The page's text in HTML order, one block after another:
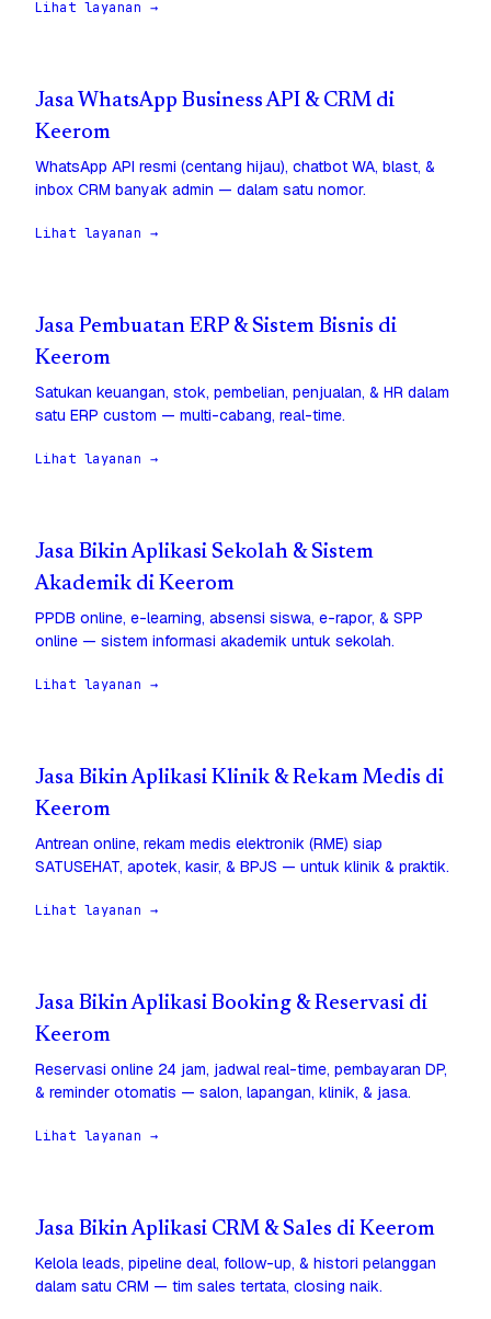
Lihat layanan →
Jasa WhatsApp Business API & CRM di
Keerom
WhatsApp API resmi (centang hijau), chatbot WA, blast, &
inbox CRM banyak admin — dalam satu nomor.
Lihat layanan →
Jasa Pembuatan ERP & Sistem Bisnis di
Keerom
Satukan keuangan, stok, pembelian, penjualan, & HR dalam
satu ERP custom — multi-cabang, real-time.
Lihat layanan →
Jasa Bikin Aplikasi Sekolah & Sistem
Akademik di Keerom
PPDB online, e-learning, absensi siswa, e-rapor, & SPP
online — sistem informasi akademik untuk sekolah.
Lihat layanan →
Jasa Bikin Aplikasi Klinik & Rekam Medis di
Keerom
Antrean online, rekam medis elektronik (RME) siap
SATUSEHAT, apotek, kasir, & BPJS — untuk klinik & praktik.
Lihat layanan →
Jasa Bikin Aplikasi Booking & Reservasi di
Keerom
Reservasi online 24 jam, jadwal real-time, pembayaran DP,
& reminder otomatis — salon, lapangan, klinik, & jasa.
Lihat layanan →
Jasa Bikin Aplikasi CRM & Sales di Keerom
Kelola leads, pipeline deal, follow-up, & histori pelanggan
dalam satu CRM — tim sales tertata, closing naik.